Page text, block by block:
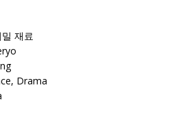
재료
Drama